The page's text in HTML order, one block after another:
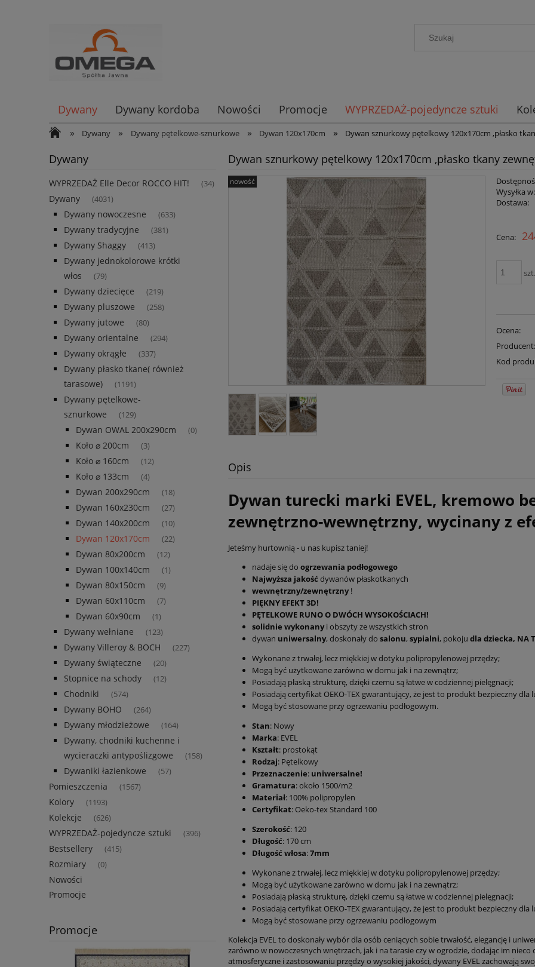
Dywany Dywany kordoba Nowości Promocje WYPRZEDAŻ-pojedyncze sztuki
» Dywany » Dywany pętelkowe-sznurkowe » Dywan 120x170cm » Dywan sznurkowy pętelkowy 120x170cm ,płasko
Dywany
WYPRZEDAŻ Elle Decor ROCCO HIT! (34)
Dywany (4031)
Dywany nowoczesne (633)
Dywany tradycyjne (381)
Dywany Shaggy (413)
Dywany jednokolorowe krótki
włos
(79)
Dywany dziecięce (219)
Dywany pluszowe (258)
Dywany jutowe (80)
Dywany orientalne (294)
Dywany okrągłe (337)
Dywany płasko tkane( również
tarasowe)
(1191)
Dywany pętelkowe-
sznurkowe
(129)
Dywan OWAL 200x290cm (0)
Koło ⌀ 200cm (3)
Koło ⌀ 160cm (12)
Koło ⌀ 133cm (4)
Dywan 200x290cm (18)
Dywan 160x230cm (27)
Dywan 140x200cm (10)
Dywan 120x170cm (22)
Dywan 80x200cm (12)
Dywan 100x140cm (1)
Dywan 80x150cm (9)
Dywan 60x110cm (7)
Dywan 60x90cm (1)
Dywany wełniane (123)
Dywany Villeroy & BOCH (227)
Dywany świąteczne (20)
Stopnice na schody (12)
Chodniki (574)
Dywany BOHO (264)
Dywany młodzieżowe (164)
Dywany, chodniki kuchenne i
wycieraczki antypoślizgowe
(158)
Dywaniki łazienkowe (57)
Pomieszczenia (1567)
Kolory (1193)
Kolekcje (626)
WYPRZEDAŻ-pojedyncze sztuki (396)
Bestsellery (415)
Rozmiary (0)
Nowości
Promocje
Promocje
Dywan sznurkowy pętelkowy 120x170cm ,płasko tkany
nowość
Wysyłka w:
Dostawa:
Cena:
szt.
Ocena:
Producent:
Kod
Opis
Dywan turecki marki EVEL, kremowo
zewnętrzno-wewnętrzny, wycinany z
Jeteśmy hurtownią - u nas kupisz taniej!
nadaje się do ogrzewania podłogowego
Najwyższa jakość dywanów płaskotkanych
wewnętrzny/zewnętrzny!
PIĘKNY EFEKT 3D!
PĘTELKOWE RUNO O DWÓCH WYSOKOŚCIACH!
solidnie wykonanyi obszyty ze wszystkich stron
dywan uniwersalny, doskonały do salonu, sypialni, pokoju dla dziecka, NA
Wykonane z trwałej, lecz miękkiej w dotyku polipropylenowej przędzy;
Mogą być użytkowane zarówno w domu jak i na zewnątrz;
Posiadają płaską strukturę, dzięki czemu są łatwe w codziennej pielęgnacji;
Posiadają certyfikat OEKO-TEX gwarantujący, że jest to produkt bezpieczny dla
Mogą być stosowane przy ogrzewaniu podłogowym.
Stan: Nowy
Marka: EVEL
Kształt: prostokąt
Rodzaj: Pętelkowy
Przeznaczenie: uniwersalne!
Gramatura: około 1500/m2
Materiał: 100% polipropylen
Certyfikat: Oeko-tex Standard 100
Szerokość: 120
Długość: 170 cm
Długość włosa:7mm
Wykonane z trwałej, lecz miękkiej w dotyku polipropylenowej przędzy;
Mogą być użytkowane zarówno w domu jak i na zewnątrz;
Posiadają płaską strukturę, dzięki czemu są łatwe w codziennej pielęgnacji;
Posiadają certyfikat OEKO-TEX gwarantujący, że jest to produkt bezpieczny dla
Mogą być stosowane przy ogrzewaniu podłogowym
Kolekcja EVEL to doskonały wybór dla osób ceniących sobie trwałość, elegancję i
zarówno w nowoczesnych wnętrzach, jak i na tarasie czy w ogrodzie, dodając im
atmosferyczne i zastosowaniu przędzy o wysokiej jakości, dywany EVEL zachowają